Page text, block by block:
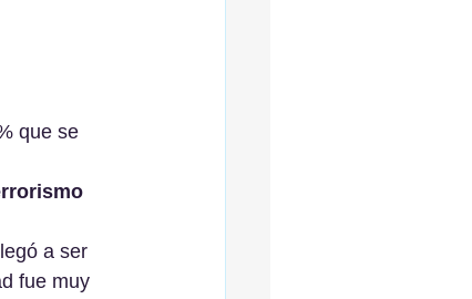
que se
a ser
fue muy